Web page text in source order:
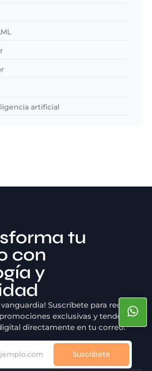
artificial
tu
con
y
vanguardia! Suscríbete para recibir
exclusivas y tendencias
directamente en tu correo.
Suscribete